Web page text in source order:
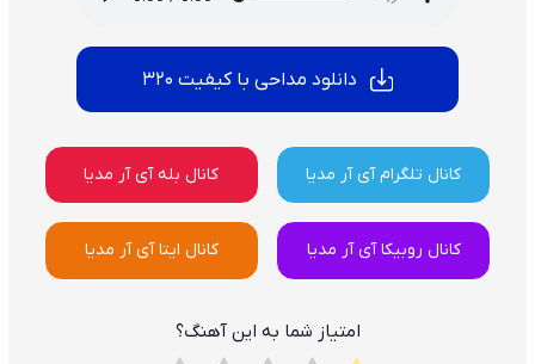
دانلود مداحی با کیفیت 320
کانال تلگرام آی آر مدیا کانال بله آی آر مدیا
کانال روبیکا آی آر مدیا کانال ایتا آی آر مدیا
امتیاز شما به این آهنگ؟